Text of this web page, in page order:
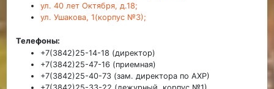
ул. 40 лет Октября, д.18;
ул. Ушакова, 1(корпус №3);
Телефоны:
+7(3842)25-14-18 (директор)
+7(3842)25-47-16 (приемная)
+7(3842)25-40-73 (зам. директора по АХР)